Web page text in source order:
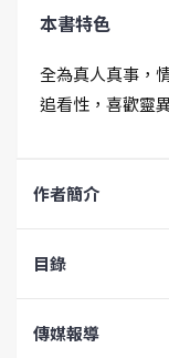
本書特色
全為真人真事，
追看性，喜歡靈
作者簡介
目錄
傳媒報導